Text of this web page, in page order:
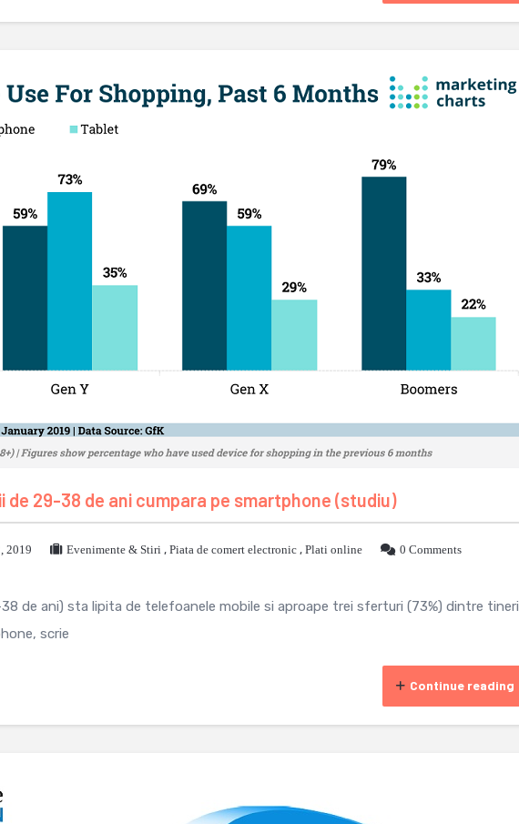
de 29-38 de ani cumpara pe smartphone (studiu)
2019 Evenimente & Stiri , Piata de comert electronic , Plati online
0 Comments
de ani) sta lipita de telefoanele mobile si aproape trei sferturi (73%) dintre tineri
scrie
Continue reading